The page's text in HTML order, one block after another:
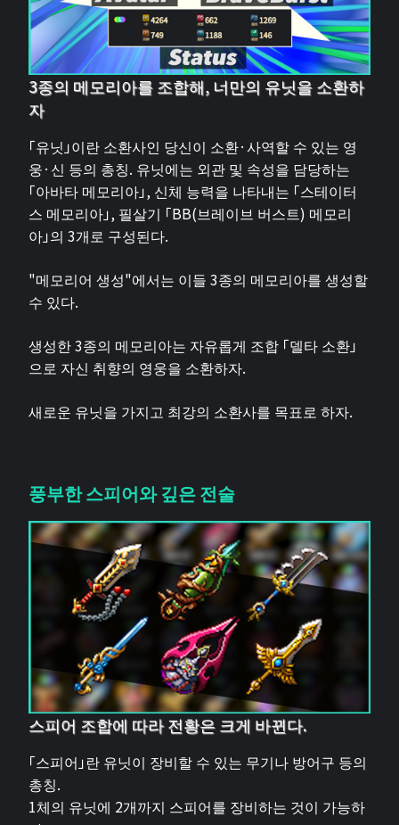
3종의 메모리아를 조합해, 너만의 유닛을 소환하
자
「유닛」이란 소환사인 당신이 소환·사역할 수 있는 영
웅·신 등의 총칭. 유닛에는 외관 및 속성을 담당하는
「아바타 메모리아」, 신체 능력을 나타내는 「스테이터
스 메모리아」, 필살기 「BB(브레이브 버스트) 메모리
아」의 3개로 구성된다.
"메모리어 생성"에서는 이들 3종의 메모리아를 생성할
수 있다.
생성한 3종의 메모리아는 자유롭게 조합 「델타 소환」
으로 자신 취향의 영웅을 소환하자.
새로운 유닛을 가지고 최강의 소환사를 목표로 하자.
풍부한 스피어와 깊은 전술
스피어 조합에 따라 전황은 크게 바뀐다.
「스피어」란 유닛이 장비할 수 있는 무기나 방어구 등의
총칭.
1체의 유닛에 2개까지 스피어를 장비하는 것이 가능하